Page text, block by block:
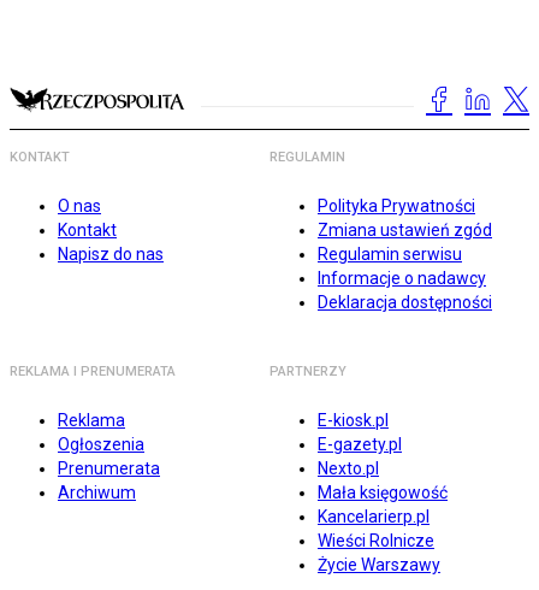
KONTAKT
O nas
Kontakt
Napisz do nas
REGULAMIN
Polityka Prywatności
Zmiana ustawień zgód
Regulamin serwisu
Informacje o nadawcy
Deklaracja dostępności
REKLAMA I PRENUMERATA
Reklama
Ogłoszenia
Prenumerata
Archiwum
PARTNERZY
E-kiosk.pl
E-gazety.pl
Nexto.pl
Mała księgowość
Kancelarierp.pl
Wieści Rolnicze
Życie Warszawy